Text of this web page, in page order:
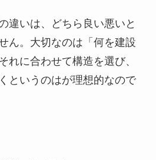
違いは、どちら良い悪いと
ん。大切なのは「何を建設
れに合わせて構造を選び、
というのはが理想的なので